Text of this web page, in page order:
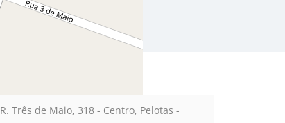
R. Três de Maio, 318 - Centro, Pelotas -